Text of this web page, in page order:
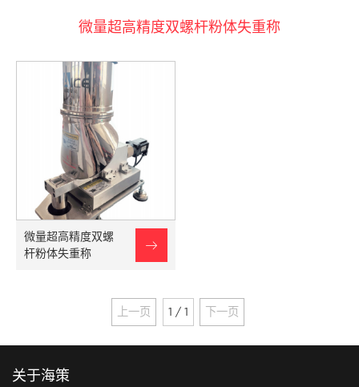
微量超高精度双螺杆粉体失重称
微量超高精度双螺
杆粉体失重称

上一页 1 / 1 下一页
关于海策